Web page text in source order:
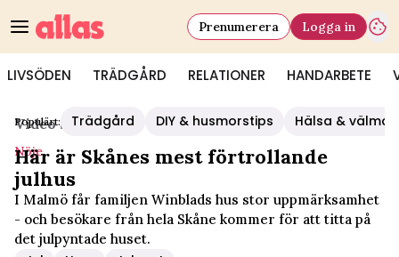
LIVSÖDEN TRÄDGÅRD RELATIONER HANDARBETE
Prenumerera Logga in
Populärt: Trädgård DIY & husmorstips Hälsa &
Video Start/Nöje
Nöje
Här är Skånes mest förtrollande
julhus
I Malmö får familjen Winblads hus stor uppmärksamhet
- och besökare från hela Skåne kommer för att titta på
det julpyntade huset.